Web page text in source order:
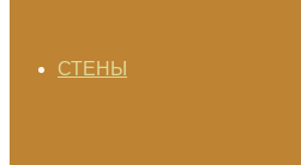
СТЕНЫ